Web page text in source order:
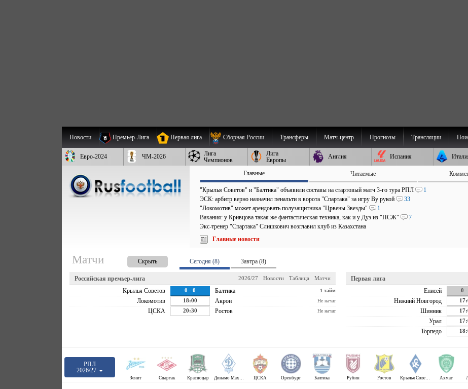
Новости Премьер-Лига Первая лига Сборная России Трансферы Матч-центр Прогнозы Трансляции
Евро-2024 ЧМ-2026
Лига
Чемпионов
Лига
Европы
Англия Испания
Главные Читаемые
"Крылья Советов" и "Балтика" объявили составы на стартовый матч 3-го тура РПЛ
1
ЭСК: арбитр верно назначил пенальти в ворота "Спартака" за игру Ву рукой
33
"Локомотив" может арендовать полузащитника "Црвены Звезды"
1
Вахания: у Кривцова такая же фантастическая техника, как и у Дуэ из "ПСЖ"
7
Экс-тренер "Спартака" Слишкович возглавил клуб из Казахстана
Главные новости
Матчи Скрыть Сегодня (8) Завтра (8)
Российская премьер-лига Матчи
Таблица
Новости
2026/27
Крылья Советов 0 - 0 Балтика 1 тайм
Локомотив 18:00 Акрон Не начат
ЦСКА 20:30 Ростов Не начат
Первая лига
Енисей 0 -
Нижний Новгород
Шинник
Урал
Торпедо
РПЛ
2026/27
Зенит Спартак Краснодар Динамо Махачкала ЦСКА Оренбург Балтика Рубин Ростов Крылья Советов Ахмат